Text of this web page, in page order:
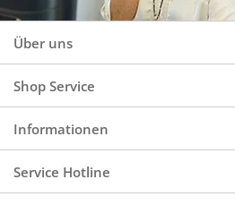
Über uns
Shop Service
Informationen
Service Hotline